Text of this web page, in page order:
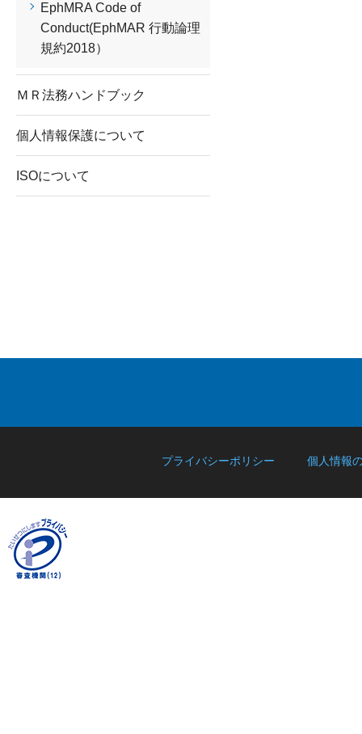
EphMRA Code of
Conduct(EphMAR 行動論理
規約2018）
ＭＲ法務ハンドブック
個人情報保護について
ISOについて
プライバシーポリシー 個人情報